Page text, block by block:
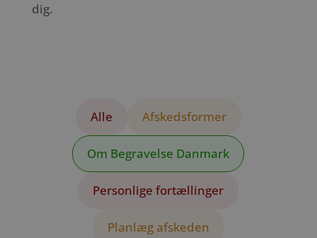
dig.
Alle Afskedsformer
Om Begravelse Danmark
Personlige fortællinger
Planlæg afskeden